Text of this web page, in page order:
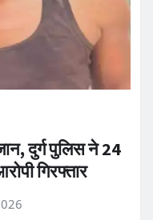
दुर्ग पुलिस ने 24
गिरफ्तार